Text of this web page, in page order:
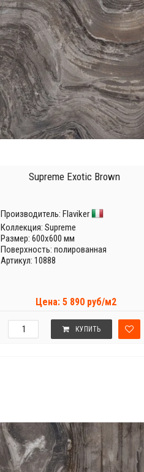
Supreme Exotic Brown
Производитель: Flaviker
Коллекция: Supreme
Размер: 600x600 мм
Поверхность: полированная
Артикул: 10888
Цена: 5 890 руб/м2
КУПИТЬ